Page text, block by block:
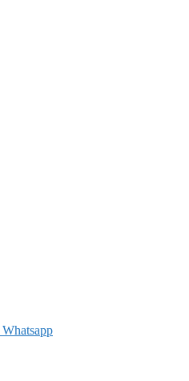
Whatsapp